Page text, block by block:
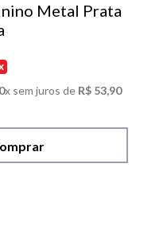
Metal Prata
x sem juros de R$ 53,90